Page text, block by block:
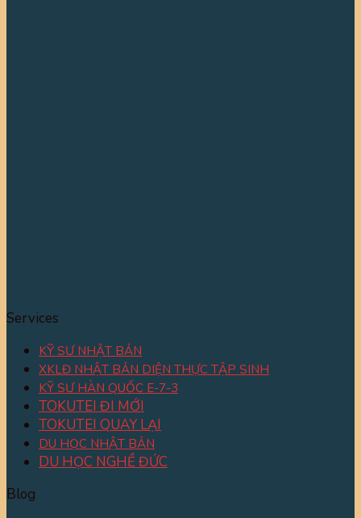
Services
KỸ SƯ NHẬT BẢN
XKLĐ NHẬT BẢN DIỆN THỰC TẬP SINH
KỸ SƯ HÀN QUỐC E-7-3
TOKUTEI ĐI MỚI
TOKUTEI QUAY LẠI
DU HỌC NHẬT BẢN
DU HỌC NGHỀ ĐỨC
Blog